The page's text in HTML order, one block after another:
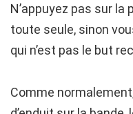
N’appuyez pas sur
toute seule, sinon
qui n’est pas le but
Comme